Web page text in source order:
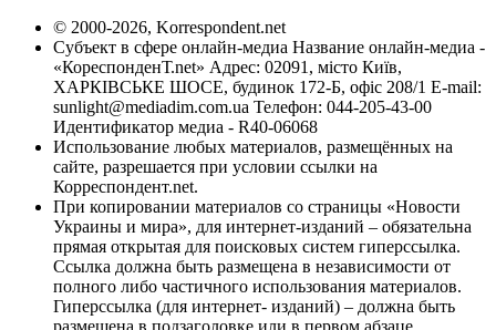
© 2000-2026, Korrespondent.net
Субъект в сфере онлайн-медиа Название онлайн-медиа -
«КореспонденТ.net» Адрес: 02091, місто Київ,
ХАРКІВСЬКЕ ШОСЕ, будинок 172-Б, офіс 208/1 E-mail:
sunlight@mediadim.com.ua Телефон: 044-205-43-00
Идентификатор медиа - R40-06068
Использование любых материалов, размещённых на
сайте, разрешается при условии ссылки на
Корреспондент.net.
При копировании материалов со страницы «Новости
Украины и мира», для интернет-изданий – обязательна
прямая открытая для поисковых систем гиперссылка.
Ссылка должна быть размещена в независимости от
полного либо частичного использования материалов.
Гиперссылка (для интернет- изданий) – должна быть
размещена в подзаголовке или в первом абзаце